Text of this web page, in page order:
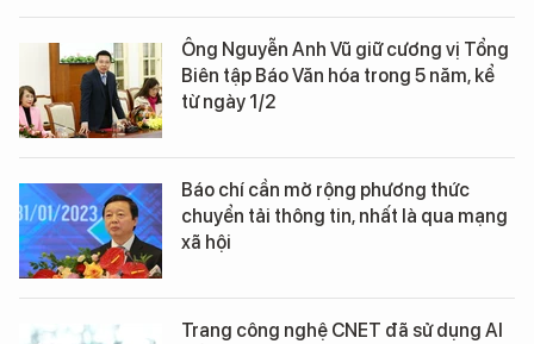
Ông Nguyễn Anh Vũ giữ cương vị Tổng
Biên tập Báo Văn hóa trong 5 năm, kể
từ ngày 1/2
Báo chí cần mở rộng phương thức
chuyển tải thông tin, nhất là qua mạng
xã hội
Trang công nghệ CNET đã sử dụng AI